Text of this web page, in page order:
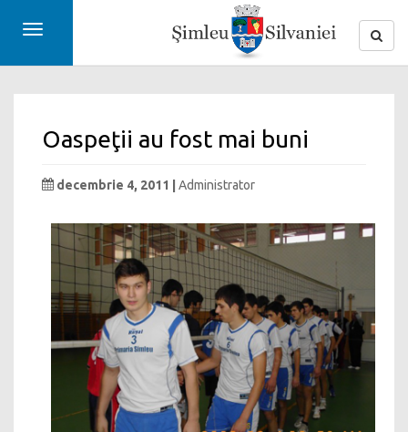
Toggle
Oaspeţii au fost mai buni
decembrie 4, 2011 | Administrator